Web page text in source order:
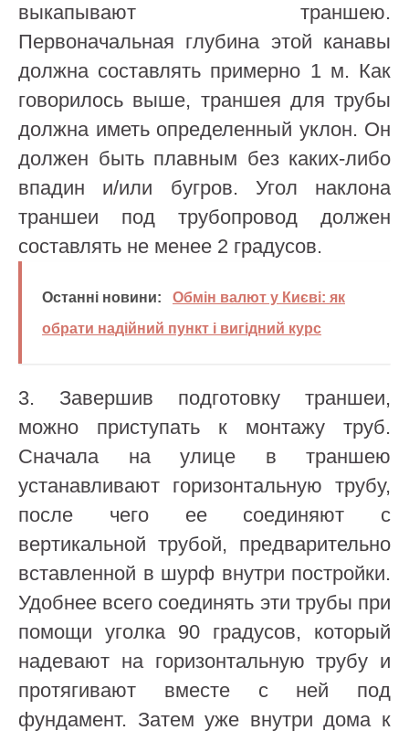
выкапывают траншею.
Первоначальная глубина этой канавы
должна составлять примерно 1 м. Как
говорилось выше, траншея для трубы
должна иметь определенный уклон. Он
должен быть плавным без каких-либо
впадин и/или бугров. Угол наклона
траншеи под трубопровод должен
составлять не менее 2 градусов.
Останні новини:
Обмін валют у Києві: як
обрати надійний пункт і вигідний курс
3. Завершив подготовку траншеи,
можно приступать к монтажу труб.
Сначала на улице в траншею
устанавливают горизонтальную трубу,
после чего ее соединяют с
вертикальной трубой, предварительно
вставленной в шурф внутри постройки.
Удобнее всего соединять эти трубы при
помощи уголка 90 градусов, который
надевают на горизонтальную трубу и
протягивают вместе с ней под
фундамент. Затем уже внутри дома к